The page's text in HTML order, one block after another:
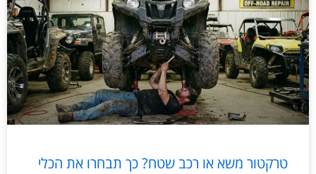
טרקטור משא או רכב שטח? כך תבחרו את הכלי